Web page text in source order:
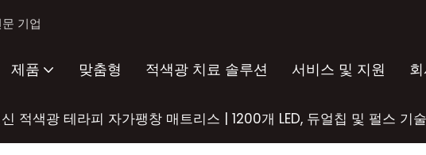
기업
제품 맞춤형 적색광 치료 솔루션 서비스 및 지원
적색광 테라피 자가팽창 매트리스 | 1200개 LED, 듀얼칩 및 펄스 기술